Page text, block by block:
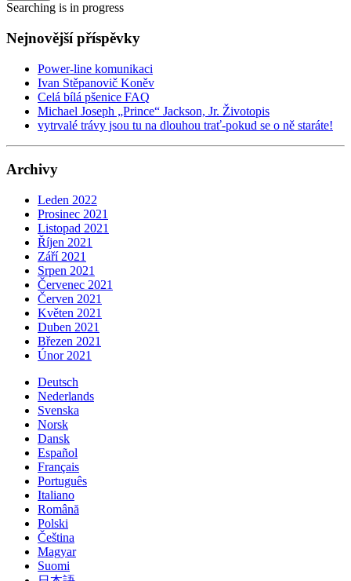
Searching is in progress
Nejnovější příspěvky
Power-line komunikaci
Ivan Stěpanovič Koněv
Celá bílá pšenice FAQ
Michael Joseph „Prince“ Jackson, Jr. Životopis
vytrvalé trávy jsou tu na dlouhou trať-pokud se o ně staráte!
Archivy
Leden 2022
Prosinec 2021
Listopad 2021
Říjen 2021
Září 2021
Srpen 2021
Červenec 2021
Červen 2021
Květen 2021
Duben 2021
Březen 2021
Únor 2021
Deutsch
Nederlands
Svenska
Norsk
Dansk
Español
Français
Português
Italiano
Română
Polski
Čeština
Magyar
Suomi